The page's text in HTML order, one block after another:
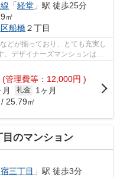
「経堂 」駅 徒歩25分
㎡
船橋２丁目
どが揃っており、とても充実し
。デザイナーズマンションは独
(管理費等：12,000円 )
礼金
1ヶ月
25.79㎡
のマンション
三丁目 」駅 徒歩3分